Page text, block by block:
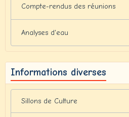
Compte-rendus des réunions
Analyses d'eau
Informations diverses
Sillons de Culture